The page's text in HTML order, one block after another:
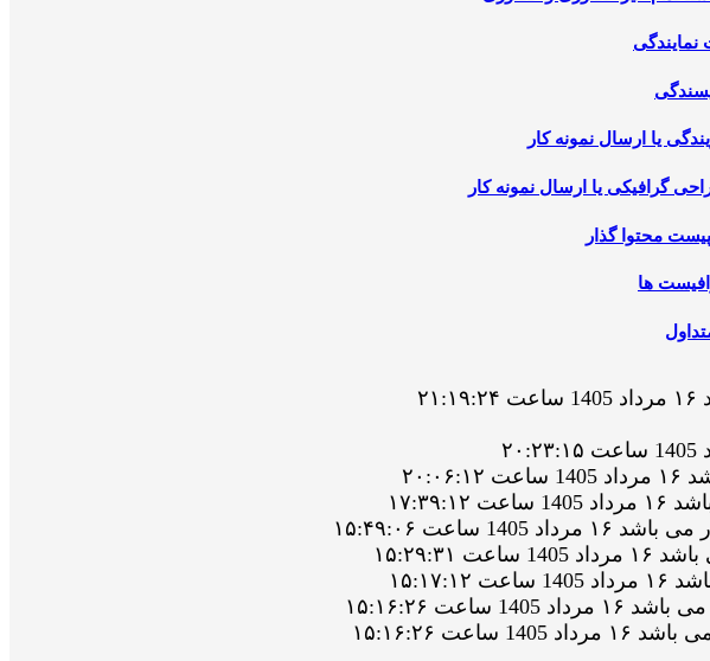
یا ارسال نمونه کار
گرافیکی یا ارسال نمونه کار
محتوا گذار
ها
۱۵:۴۹:۰۶
۱۵:۱۶:۲۶
۱۵:۱۶:۲۶